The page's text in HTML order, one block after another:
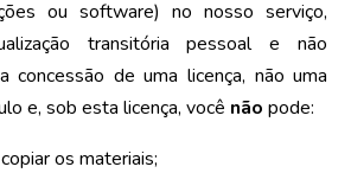
ou software) no nosso serviço,
transitória pessoal e não
concessão de uma licença, não uma
e, sob esta licença, você não pode:
os materiais;